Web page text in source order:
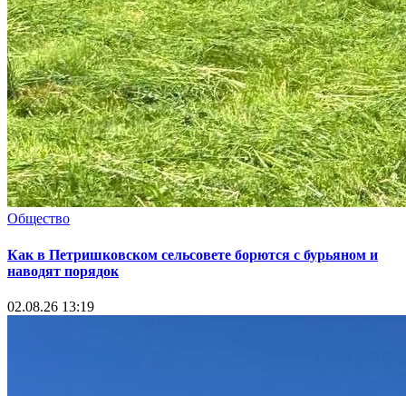
Общество
Как в Петришковском сельсовете борются с бурьяном и
наводят порядок
02.08.26 13:19